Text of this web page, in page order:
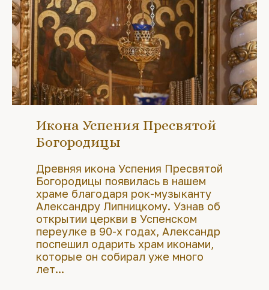
Икона Успения Пресвятой
Богородицы
Древняя икона Успения Пресвятой
Богородицы появилась в нашем
храме благодаря рок-музыканту
Александру Липницкому. Узнав об
открытии церкви в Успенском
переулке в 90-х годах, Александр
поспешил одарить храм иконами,
которые он собирал уже много
лет...